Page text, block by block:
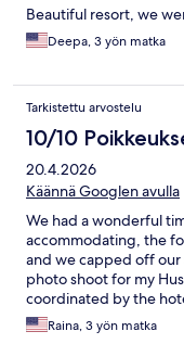
Beautiful resort, we
Deepa, 3 yön matka
Tarkistettu arvostelu
10/10
20.4.2026
Käännä Googlen avulla
We had a wonderful
accommodating, the
and we capped off
photo shoot for my
coordinated by the
Raina, 3 yön matka